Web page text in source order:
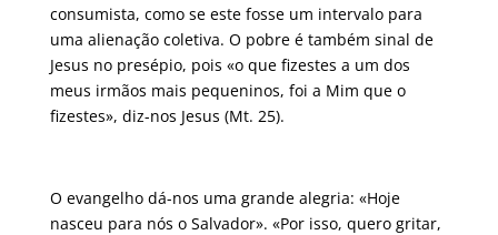
consumista, como se este fosse um intervalo para
uma alienação coletiva. O pobre é também sinal de
Jesus no presépio, pois «o que fizestes a um dos
meus irmãos mais pequeninos, foi a Mim que o
fizestes», diz-nos Jesus (Mt. 25).
O evangelho dá-nos uma grande alegria: «Hoje
nasceu para nós o Salvador». «Por isso, quero gritar,